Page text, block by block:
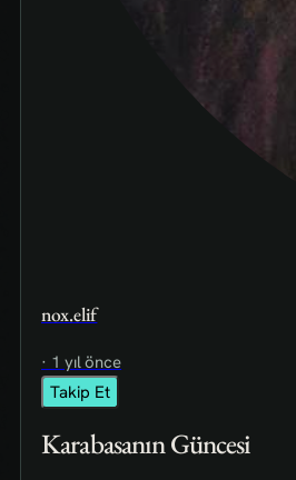
nox.elif
· 1 yıl önce
Takip Et
Karabasanın Güncesi